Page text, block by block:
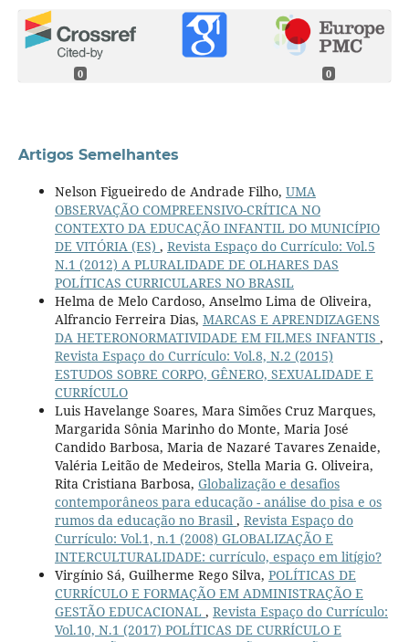
0 0
Artigos Semelhantes
Nelson Figueiredo de Andrade Filho, UMA
OBSERVAÇÃO COMPREENSIVO-CRÍTICA NO
CONTEXTO DA EDUCAÇÃO INFANTIL DO MUNICÍPIO
DE VITÓRIA (ES) , Revista Espaço do Currículo: Vol.5
N.1 (2012) A PLURALIDADE DE OLHARES DAS
POLÍTICAS CURRICULARES NO BRASIL
Helma de Melo Cardoso, Anselmo Lima de Oliveira,
Alfrancio Ferreira Dias, MARCAS E APRENDIZAGENS
DA HETERONORMATIVIDADE EM FILMES INFANTIS ,
Revista Espaço do Currículo: Vol.8, N.2 (2015)
ESTUDOS SOBRE CORPO, GÊNERO, SEXUALIDADE E
CURRÍCULO
Luis Havelange Soares, Mara Simões Cruz Marques,
Margarida Sônia Marinho do Monte, Maria José
Candido Barbosa, Maria de Nazaré Tavares Zenaide,
Valéria Leitão de Medeiros, Stella Maria G. Oliveira,
Rita Cristiana Barbosa, Globalização e desafios
contemporâneos para educação - análise do pisa e os
rumos da educação no Brasil , Revista Espaço do
Currículo: Vol.1, n.1 (2008) GLOBALIZAÇÃO E
INTERCULTURALIDADE: currículo, espaço em litígio?
Virgínio Sá, Guilherme Rego Silva, POLÍTICAS DE
CURRÍCULO E FORMAÇÃO EM ADMINISTRAÇÃO E
GESTÃO EDUCACIONAL , Revista Espaço do Currículo:
Vol.10, N.1 (2017) POLÍTICAS DE CURRÍCULO E